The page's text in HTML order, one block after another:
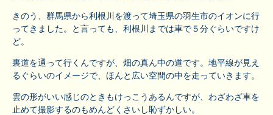
きのう、群馬県から利根川を渡って埼玉県の羽生市のイオンに行
ってきました。と言っても、利根川までは車で５分ぐらいですけ
ど。
裏道を通って行くんですが、畑の真ん中の道です。地平線が見え
るぐらいのイメージで、ほんと広い空間の中を走っていきます。
雲の形がいい感じのときもけっこうあるんですが、わざわざ車を
止めて撮影するのもめんどくさいし恥ずかしい。